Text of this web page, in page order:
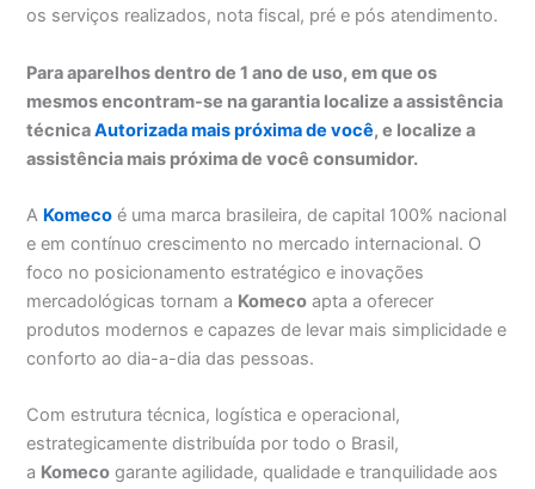
os serviços realizados, nota fiscal, pré e pós atendimento.
Para aparelhos dentro de 1 ano de uso, em que os
mesmos encontram-se na garantia localize a assistência
técnicaAutorizada mais próxima de você, e localize a
assistência mais próxima de você consumidor.
A Komeco é uma marca brasileira, de capital 100% nacional
e em contínuo crescimento no mercado internacional. O
foco no posicionamento estratégico e inovações
mercadológicas tornam a Komeco apta a oferecer
produtos modernos e capazes de levar mais simplicidade e
conforto ao dia-a-dia das pessoas.
Com estrutura técnica, logística e operacional,
estrategicamente distribuída por todo o Brasil,
a Komeco garante agilidade, qualidade e tranquilidade aos